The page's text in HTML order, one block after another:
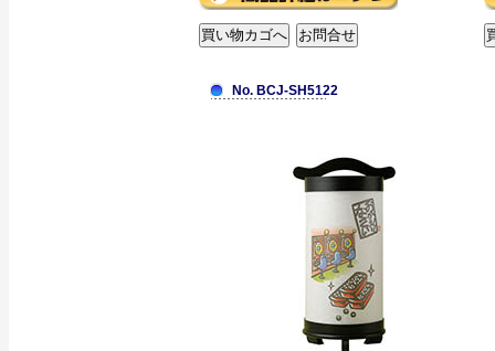
No. BCJ-SH5122